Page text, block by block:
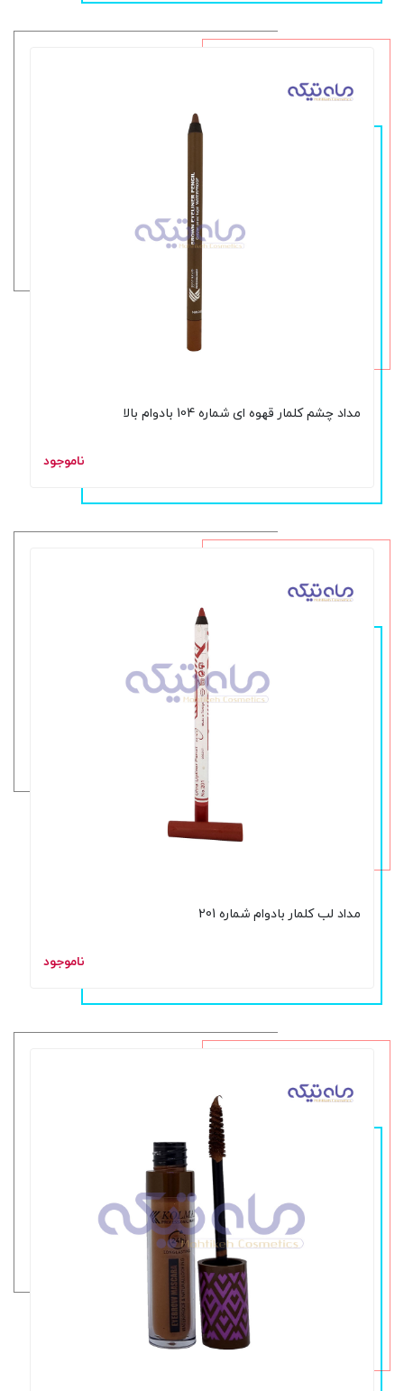
مداد چشم کلمار قهوه ای شماره 104 بادوام بالا
ناموجود
مداد لب کلمار بادوام شماره 201
ناموجود